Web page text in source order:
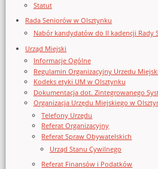
Statut
Rada Seniorów w Olsztynku
Nabór kandydatów do II kadencji Rady
Urząd Miejski
Informacje Ogólne
Regulamin Organizacyjny Urzedu
Kodeks etyki UM w Olsztynku
Dokumentacja dot. Zintegrowanego
Organizacja Urzędu Miejskiego w
Telefony Urzędu
Referat Organizacyjny
Referat Spraw Obywatelskich
Urząd Stanu Cywilnego
Referat Finansów i Podatków